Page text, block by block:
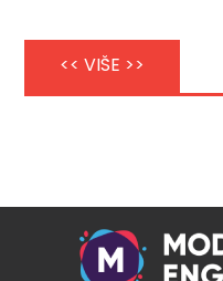
<< VIŠE >>